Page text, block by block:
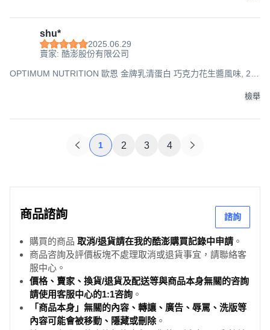
shu*
2025.06.29
賣家: 酷澎股份有限公司
OPTIMUM NUTRITION 歐恩 金牌乳清蛋白 巧克力花生醬風味, 2lb,
檢舉
1 2 3 4
商品諮詢 諮詢
購買的商品 取消/退貨請在我的酷澎購買記錄中申請 。
商品咨詢及評價板塊不處理取消或退貨事宜，請聯絡客
服中心。
價格、賣家、換貨/退貨及配送等與商品本身無關的咨詢
請使用客服中心的1:1咨詢 。
「商品本身」無關的內容、轉讓、廣告、辱罵、洗版等
內容可能會被移動、隱藏或刪除。